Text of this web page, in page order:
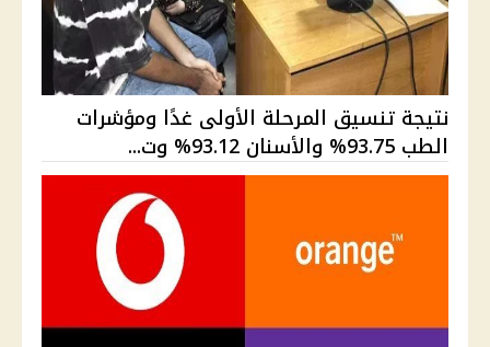
نتيجة تنسيق المرحلة الأولى غدًا ومؤشرات
الطب 93.75% والأسنان 93.12% وت...